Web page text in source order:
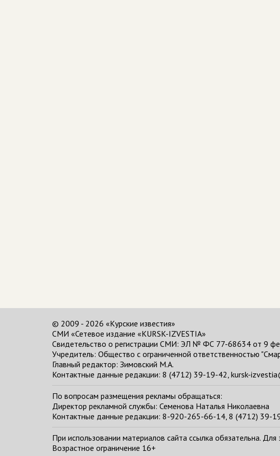
© 2009 - 2026 «Курские известия»
СМИ «Сетевое издание «KURSK-IZVESTIA»
Свидетельство о регистрации СМИ: ЭЛ № ФС 77-68634 от 9
Учредитель: Общество с ограниченной ответственностью
Главный редактор: Зимовский М.А.
Контактные данные редакции: 8 (4712) 39-19-42, kursk-
По вопросам размещения рекламы обращаться:
Директор рекламной службы: Семенова Наталья Николаевна
Контактные данные редакции: 8-920-265-66-14, 8 (4712) 39-
При использовании материалов сайта ссылка обязательна.
Возрастное ограничение 16+